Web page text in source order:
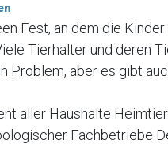
Fest, an dem die
Tierhalter und deren
aber es gibt
aller Haushalte
Fachbetriebe